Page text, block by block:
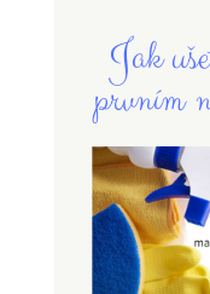
Jak
prvním